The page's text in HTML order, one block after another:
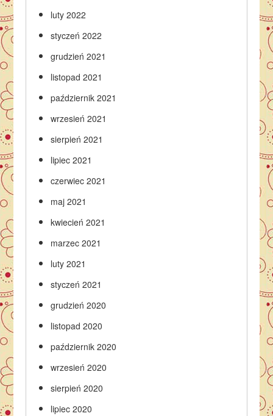
luty 2022
styczeń 2022
grudzień 2021
listopad 2021
październik 2021
wrzesień 2021
sierpień 2021
lipiec 2021
czerwiec 2021
maj 2021
kwiecień 2021
marzec 2021
luty 2021
styczeń 2021
grudzień 2020
listopad 2020
październik 2020
wrzesień 2020
sierpień 2020
lipiec 2020